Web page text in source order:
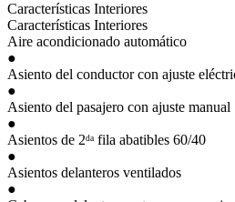
Características Interiores
Características Interiores
Aire acondicionado automático
●
Asiento del conductor con ajuste
●
Asiento del pasajero con ajuste manual
●
Asientos de 2ᵈᵃ fila abatibles 60/40
●
Asientos delanteros ventilados
●